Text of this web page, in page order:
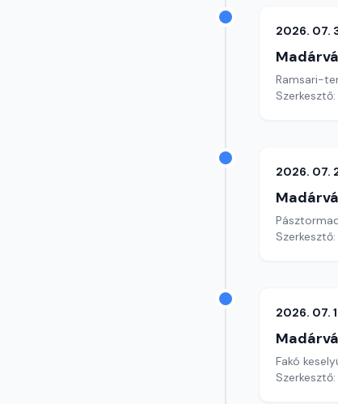
2026. 07.
Ramsari-
2026. 07.
2026. 07.
Fakó